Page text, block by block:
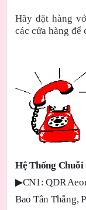
Hãy đặt hàng
các cửa hàng để
Hệ Thống
▶CN1: QDR
Bao Tân Thắng,